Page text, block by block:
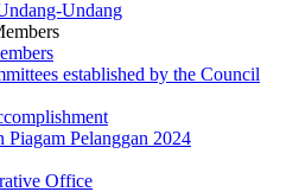
Undang
established by the Council
Piagam Pelanggan 2024
Office